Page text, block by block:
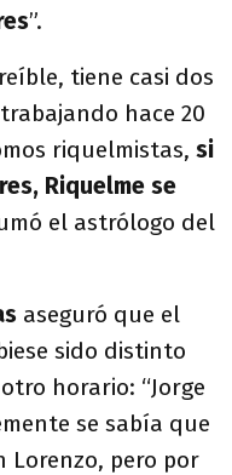
”.
tiene casi dos
hace 20
riquelmistas, si
Riquelme se
el astrólogo del
aseguró que el
sido distinto
horario: “Jorge
se sabía que
Lorenzo, pero por